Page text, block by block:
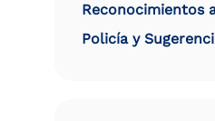
Reconocimientos
Policía y